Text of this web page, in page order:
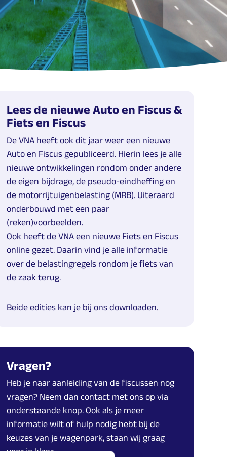
Lees de nieuwe Auto en Fiscus &
Fiets en Fiscus
De VNA heeft ook dit jaar weer een nieuwe
Auto en Fiscus gepubliceerd. Hierin lees je alle
nieuwe ontwikkelingen rondom onder andere
de eigen bijdrage, de pseudo-eindheffing en
de motorrijtuigenbelasting (MRB). Uiteraard
onderbouwd met een paar
(reken)voorbeelden.
Ook heeft de VNA een nieuwe Fiets en Fiscus
online gezet. Daarin vind je alle informatie
over de belastingregels rondom je fiets van
de zaak terug.
Beide edities kan je bij ons downloaden.
Vragen?
Heb je naar aanleiding van de fiscussen nog
vragen? Neem dan contact met ons op via
onderstaande knop. Ook als je meer
informatie wilt of hulp nodig hebt bij de
keuzes van je wagenpark, staan wij graag
voor je klaar.